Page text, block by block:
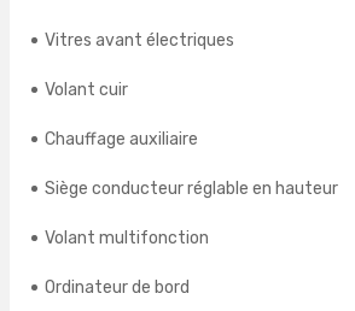
Vitres avant électriques
Volant cuir
Chauffage auxiliaire
Siège conducteur réglable en hauteur
Volant multifonction
Ordinateur de bord